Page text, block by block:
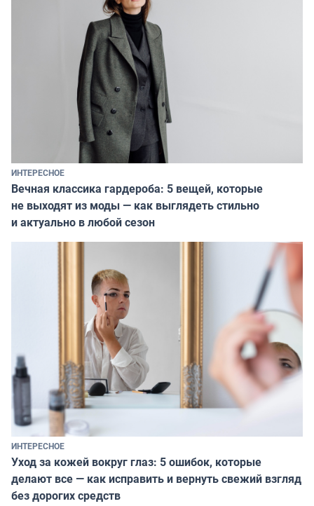
ИНТЕРЕСНОЕ
Вечная классика гардероба: 5 вещей, которые
не выходят из моды — как выглядеть стильно
и актуально в любой сезон
ИНТЕРЕСНОЕ
Уход за кожей вокруг глаз: 5 ошибок, которые
делают все — как исправить и вернуть свежий взгляд
без дорогих средств